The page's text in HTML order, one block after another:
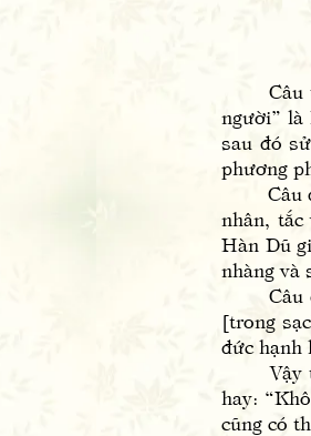
Câu
người”
sau đó
phương
Câu
nhân,
Hàn Dũ
nhàng và
Câu
[trong
đức hạnh
Vậy
hay:
cũng có